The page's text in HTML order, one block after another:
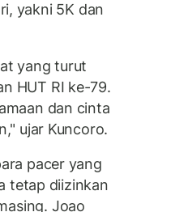
yakni 5K dan
yang turut
HUT RI ke-79.
dan cinta
ujar Kuncoro.
pacer yang
tetap diizinkan
Joao